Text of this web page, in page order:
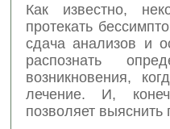
Как известно,
протекать
сдача анализов и
распознать
возникновения,
лечение. И,
позволяет выяснить